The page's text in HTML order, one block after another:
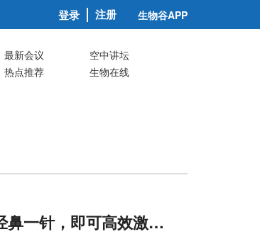
登录 注册 生物谷APP
最新会议
空中讲坛
热点推荐
生物在线
一针，即可高效激活